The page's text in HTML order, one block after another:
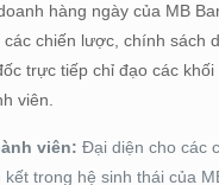
hàng ngày của MB
các chiến lược, chính sách
trực tiếp chỉ đạo các
viên.
viên: Đại diện cho các
kết trong hệ sinh thái của